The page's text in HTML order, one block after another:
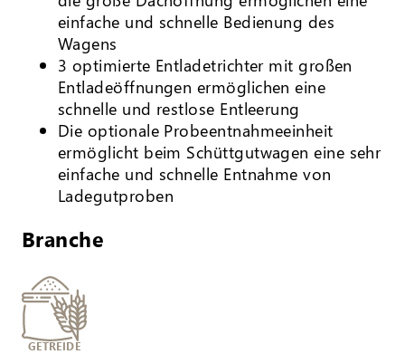
einfache und schnelle Bedienung des
Wagens
3 optimierte Entladetrichter mit großen
Entladeöffnungen ermöglichen eine
schnelle und restlose Entleerung
Die optionale Probeentnahmeeinheit
ermöglicht beim Schüttgutwagen eine sehr
einfache und schnelle Entnahme von
Ladegutproben
Branche
GETREIDE